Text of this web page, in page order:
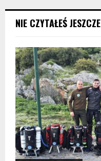
NIE CZYTAŁEŚ JESZCZE